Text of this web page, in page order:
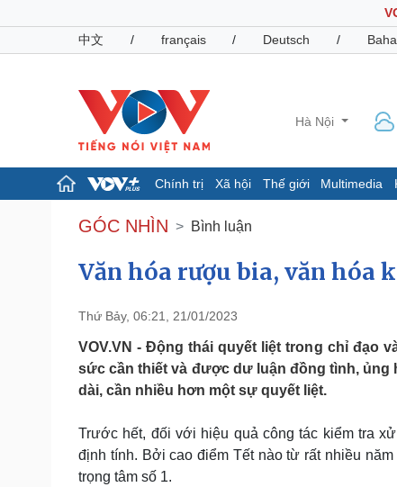
中文
/ français / Deutsch /
Hà Nội
Chính trị Xã hội Thế giới Multimedia
Chính trị
Tổ chức nhân sự
Quốc hội
Dự báo thời tiết
Giáo dục
Biển đảo
Pháp luật
Vụ án
Tư vấn luật
Quân sự - Quốc
Vũ khí
Phân tích
GÓC NHÌN Bình luận
Văn hóa rượu bia, văn hóa
Thứ Bảy, 06:21, 21/01/2023
VOV.VN - Động thái quyết liệt trong chỉ đạo
sức cần thiết và được dư luận đồng tình, ủng
dài, cần nhiều hơn một sự quyết liệt.
Trước hết, đối với hiệu quả công tác kiểm tra
định tính. Bởi cao điểm Tết nào từ rất nhiều
trọng tâm số 1.